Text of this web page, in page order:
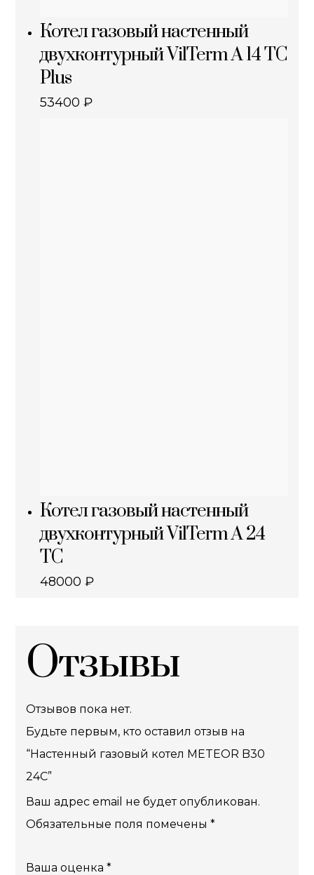
Котел газовый настенный
двухконтурный VilTerm A 14 TC
Plus
53400₽
Котел газовый настенный
двухконтурный VilTerm A 24
TC
48000₽
Отзывы
Отзывов пока нет.
Будьте первым, кто оставил отзыв на
“Настенный газовый котел METEOR B30
24C”
Ваш адрес email не будет опубликован.
Обязательные поля помечены*
Ваша оценка*